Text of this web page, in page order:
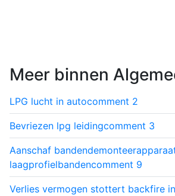
Meer binnen
LPG lucht in autocomment 2
Bevriezen lpg leidingcomment 3
Aanschaf
laagprofielbandencomment 9
Verlies vermogen stottert backfire